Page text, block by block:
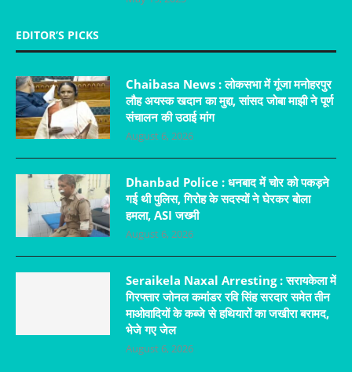
EDITOR’S PICKS
Chaibasa News : लोकसभा में गूंजा मनोहरपुर
लौह अयस्क खदान का मुद्दा, सांसद जोबा माझी ने पूर्ण
संचालन की उठाई मांग
August 6, 2026
Dhanbad Police : धनबाद में चोर को पकड़ने
गई थी पुलिस, गिरोह के सदस्यों ने घेरकर बोला
हमला, ASI जख्मी
August 6, 2026
Seraikela Naxal Arresting : सरायकेला में
गिरफ्तार जोनल कमांडर रवि सिंह सरदार समेत तीन
माओवादियों के कब्जे से हथियारों का जखीरा बरामद,
भेजे गए जेल
August 6, 2026